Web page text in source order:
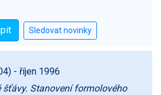
- říjen 1996
šťávy. Stanovení formolového